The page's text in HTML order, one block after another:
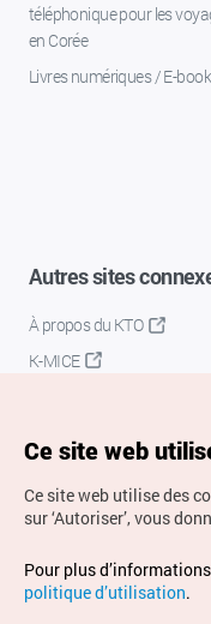
téléphonique pour les
en Corée
Livres numériques / E-
Autres sites
À propos du KTO
K-MICE
Droits d’auteur (c)
Tous droits réservés.
Pour les rapports
Ce site web
Ce site web utilise des
sur ‘Autoriser’, vous
Pour plus
politique d’utilisation.